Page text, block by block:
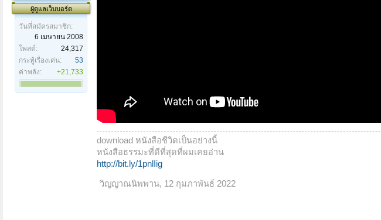
ผู้ดูแลเว็บบอร์ด
วันที่สมัครสมาชิก:
6 เมษายน 2008
โพสต์:
24,317
กระทู้เรื่องเด่น:
53
ค่าพลัง:
+21,733
download หนังสือชีวิตเป็นอย่างนี้
หนังสือธรรมะที่ดีที่สุดที่ผมเคยอ่าน
http://bit.ly/1pnlIig
วิญญาณนิพพาน, 12 กุมภาพันธ์ 2022